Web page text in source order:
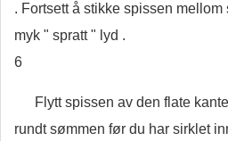
. Fortsett å stikke spissen
myk " spratt " lyd .
6
Flytt spissen av den flate
rundt sømmen før du har sirklet